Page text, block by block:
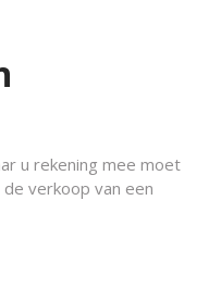
u rekening mee moet
verkoop van een